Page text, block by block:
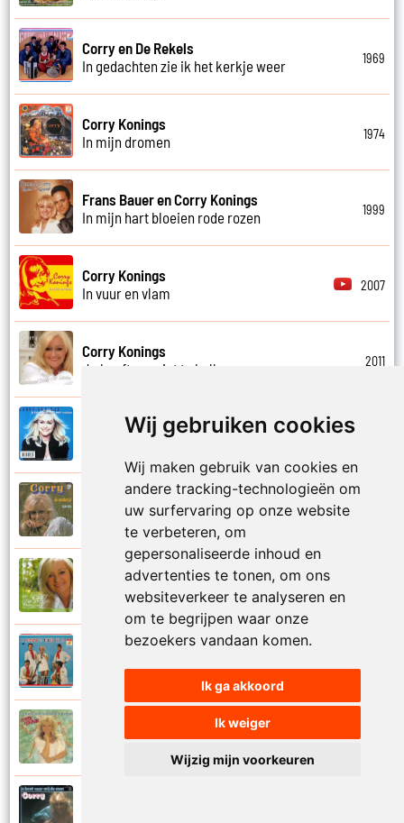
Wij gebruiken cookies
Wij maken gebruik van cookies en
andere tracking-technologieën om
uw surfervaring op onze website
te verbeteren, om
gepersonaliseerde inhoud en
advertenties te tonen, om ons
websiteverkeer te analyseren en
om te begrijpen waar onze
bezoekers vandaan komen.
Ik ga akkoord
Ik weiger
Wijzig mijn voorkeuren
Corry en De Rekels
In gedachten zie ik het kerkje weer
1969
Corry Konings
In mijn dromen
1974
Frans Bauer en Corry Konings
In mijn hart bloeien rode rozen
1999
Corry Konings
In vuur en vlam
2007
Corry Konings
Je hoeft me niet te bellen
2011
Corry Konings
Je kan je leven nooit meer overdoen
Je moedertje
Corry Konings
Jij bent een zeeman